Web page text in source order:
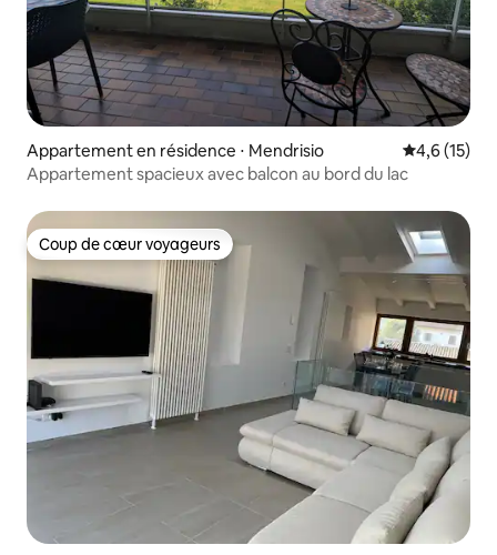
Appartement en résidence ⋅ Mendrisio Évaluation
4,6 (15)
Appartement spacieux avec balcon au bord du lac
Coup de cœur voyageurs
Coup de cœur voyageurs